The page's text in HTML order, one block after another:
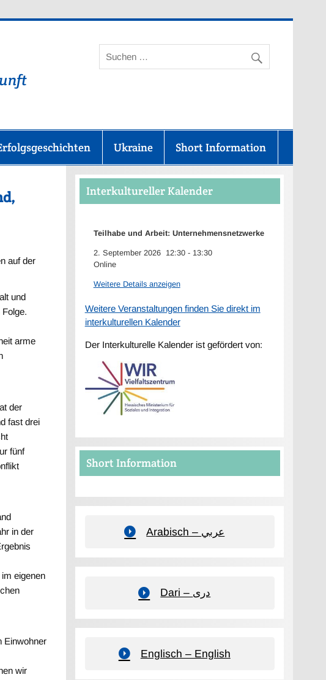
Taunus-Kreis
Ukraine Short Information
auf der
und
arme
der
fast drei
fünf
in der
eigenen
Einwohner
wir
Interkultureller Kalender
Teilhabe und Arbeit: Unternehmensnetzwerke
2. September 2026 12:30- 13:30
Online
Weitere Details anzeigen
Weitere Veranstaltungen finden Sie direkt im
interkulturellen Kalender
Der Interkulturelle Kalender ist gefördert von:
Short Information
Arabisch – عربي
Dari – دری
Englisch – English